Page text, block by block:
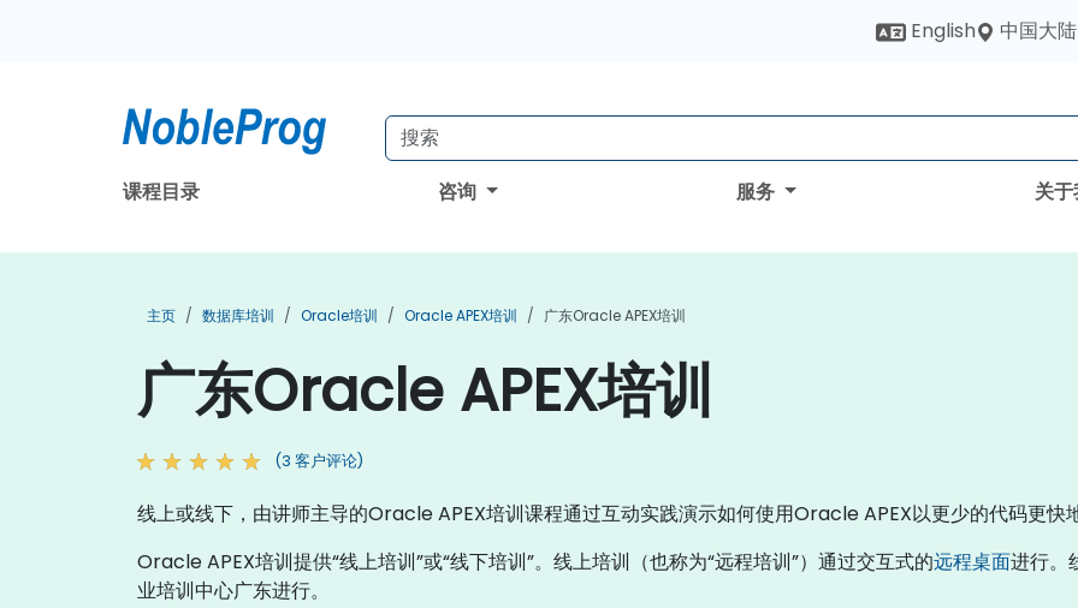
English 中国大陆
课程目录 咨询 服务 关于
主页 数据库培训 Oracle培训 Oracle APEX培训 广东Oracle APEX培训
广东Oracle APEX培训
(3 客户评论)
线上或线下，由讲师主导的Oracle APEX培训课程通过互动实践演示如何使用Oracle APEX以更少的代码更快
Oracle APEX培训提供“线上培训”或“线下培训”。线上培训（也称为“远程培训”）通过交互式的远程桌面进行。
业培训中心广东进行。